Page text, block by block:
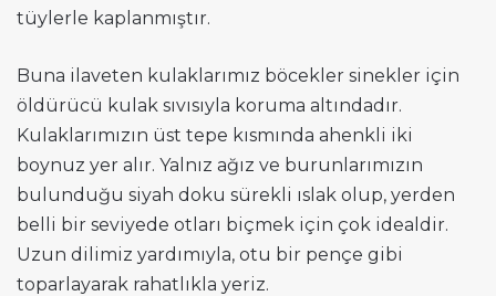
tüylerle kaplanmıştır.
Buna ilaveten kulaklarımız böcekler sinekler için
öldürücü kulak sıvısıyla koruma altındadır.
Kulaklarımızın üst tepe kısmında ahenkli iki
boynuz yer alır. Yalnız ağız ve burunlarımızın
bulunduğu siyah doku sürekli ıslak olup, yerden
belli bir seviyede otları biçmek için çok idealdir.
Uzun dilimiz yardımıyla, otu bir pençe gibi
toparlayarak rahatlıkla yeriz.